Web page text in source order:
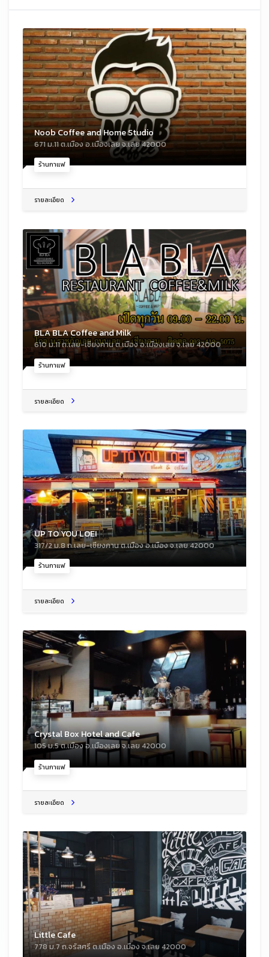
ร้านกาแฟ
Noob Coffee and Home Studio
671 ม.11 ต.เมือง อ.เมืองเลย จ.เลย 42000
รายละเอียด
ร้านกาแฟ
BLA BLA Coffee and Milk
610 ม.11 ถ.เลย-เชียงคาน ต.เมือง อ.เมืองเลย จ.เลย 42000
รายละเอียด
ร้านกาแฟ
UP TO YOU LOEI
317/2 ม.8 ถ.เลย-เชียงคาน ต.เมือง อ.เมือง จ.เลย 42000
รายละเอียด
ร้านกาแฟ
Crystal Box Hotel and Cafe
105 ม.5 ต.เมือง อ.เมืองเลย จ.เลย 42000
รายละเอียด
Little Cafe
778 ม.7 ถ.จรัสศรี ต.เมือง อ.เมือง จ.เลย 42000